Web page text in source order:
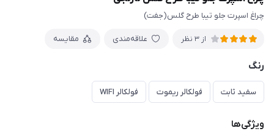
چراغ اسپرت جلو تیبا طرح گلس(جفت)
از 3 نظر علاقه‌مندی مقایسه
رنگ
سفید ثابت فولکالر ریموت فولکالر WIFI
ویژگی‌ها